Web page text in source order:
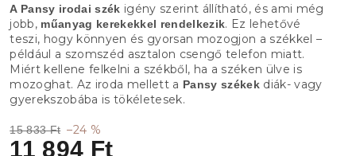
15 833 Ft –24 %
11 894 Ft
A Pansy irodai szék igény szerint állítható, és ami még
jobb, műanyag kerekekkel rendelkezik. Ez lehetővé
teszi, hogy könnyen és gyorsan mozogjon a székkel –
például a szomszéd asztalon csengő telefon miatt.
Miért kellene felkelni a székből, ha a széken ülve is
mozoghat. Az iroda mellett a Pansy székekdiák- vagy
gyerekszobába is tökéletesek.